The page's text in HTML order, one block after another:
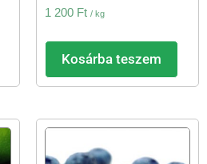
1 200 Ft / kg
Kosárba teszem